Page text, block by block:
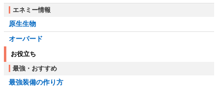
エネミー情報
原生生物
オーバード
お役立ち
最強・おすすめ
最強装備の作り方